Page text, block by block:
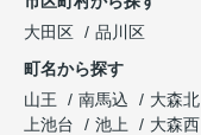
大田区
品川区
町名から探す
山王
南馬込 大森北
上池台
池上
大森西